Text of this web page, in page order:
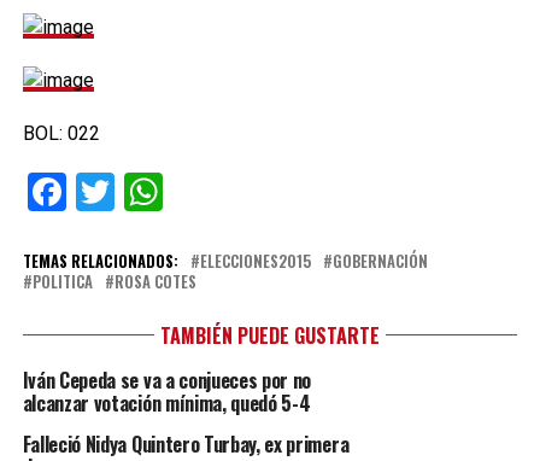
BOL: 022
Facebook
TwitterWhatsApp
TEMAS RELACIONADOS: ELECCIONES2015
GOBERNACIÓN
POLITICA
ROSA COTES
TAMBIÉN PUEDE GUSTARTE
Iván Cepeda se va a conjueces por no
alcanzar votación mínima, quedó 5-4
Falleció Nidya Quintero Turbay, ex primera